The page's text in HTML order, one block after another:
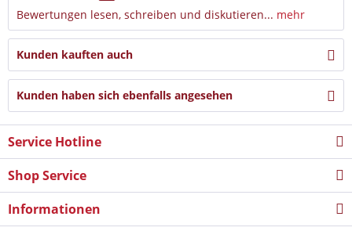
Bewertungen lesen, schreiben und diskutieren... mehr
Kunden kauften auch
Kunden haben sich ebenfalls angesehen
Service Hotline
Shop Service
Informationen